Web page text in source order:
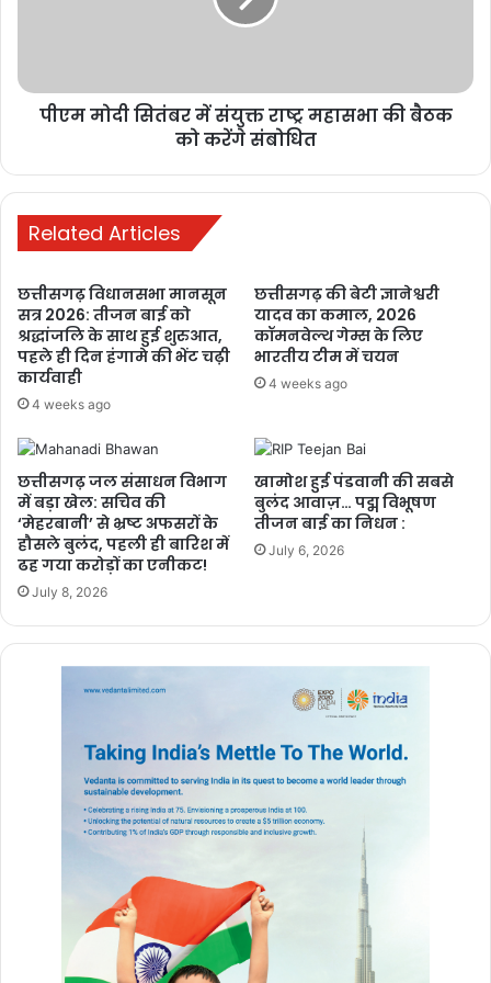
सुधार और मंत्री के
इस्तीफे की मांग
मनेन्द्रगढ़: बीआर
तोड़फोड़ और
अव्यवस्था से
कर्मचारियों व
आमजन परेशान
1 week ago
PM ने ‘मन की
बात’ में की कोरबा
के जल संरक्षण
मॉडल की सराहना,
ISRO तकनीक से
chhattisgarh बुलंद छत्तीसगढ़
पीएम मोदी सितंबर में संयुक्त राष्ट्र महासभा की बैठक
को करेंगे संबोधित
Related Articles
छत्तीसगढ़ विधानसभा मानसून
सत्र 2026: तीजन बाई को
श्रद्धांजलि के साथ हुई शुरुआत,
पहले ही दिन हंगामे की भेंट चढ़ी
कार्यवाही
4 weeks ago
छत्तीसगढ़ की बेटी ज्ञानेश्वरी
यादव का कमाल, 2026
कॉमनवेल्थ गेम्स के लिए
भारतीय टीम में चयन
4 weeks ago
छत्तीसगढ़ जल संसाधन विभाग
में बड़ा खेल: सचिव की
‘मेहरबानी’ से भ्रष्ट अफसरों के
हौसले बुलंद, पहली ही बारिश में
ढह गया करोड़ों का एनीकट!
July 8, 2026
खामोश हुई पंडवानी की सबसे
बुलंद आवाज़… पद्म विभूषण
तीजन बाई का निधन :
July 6, 2026